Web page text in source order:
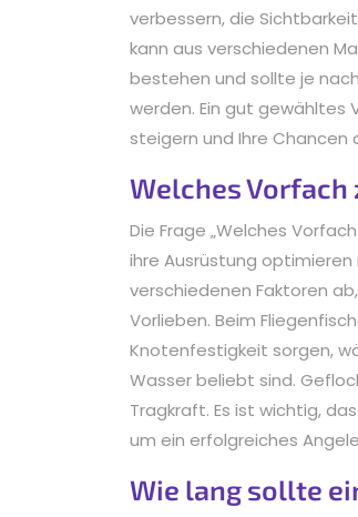
verbessern, die
kann aus verschiedenen
bestehen und sollte je
werden. Ein gut gewähltes
steigern und Ihre Chancen
Welches Vorfach
Die Frage „Welches
ihre Ausrüstung
verschiedenen Faktoren
Vorlieben. Beim
Knotenfestigkeit sorgen,
Wasser beliebt sind.
Tragkraft. Es ist wichtig,
um ein erfolgreiches
Wie lang sollte